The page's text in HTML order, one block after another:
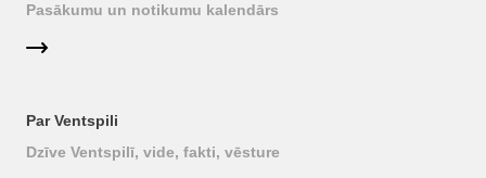
Pasākumu un notikumu kalendārs
Par Ventspili
Dzīve Ventspilī, vide, fakti, vēsture